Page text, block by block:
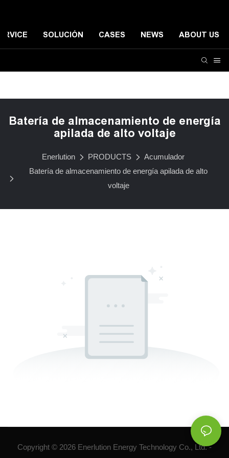
SOLUCIÓN CASES NEWS ABOUT US
Batería de almacenamiento de energía
apilada de alto voltaje
Enerlution PRODUCTS
Acumulador
Batería de almacenamiento de energía apilada de alto
voltaje
Copyright © 2026 Enerlution Energy Technology Co., Ltd. -